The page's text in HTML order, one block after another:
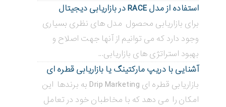
استفاده از مدل RACE در بازاریابی دیجیتال
برای بازاریابی محصول مدل های نظری بسیاری
وجود دارد که می توانیم از آنها جهت اصلاح و
بهبود استراتژی های بازاریابی...
آشنایی با دریپ مارکتینگ یا بازاریابی قطره ای
بازاریابی قطره ای Drip Marketing به برندها این
امکان را می دهد که با مخاطبان خود در تعامل